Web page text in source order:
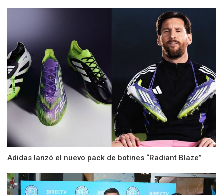
Adidas lanzó el nuevo pack de botines “Radiant Blaze”